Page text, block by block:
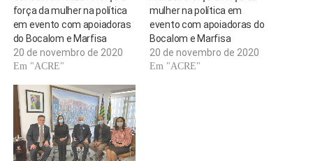
força da mulher na política
em evento com apoiadoras
do Bocalom e Marfisa
20 de novembro de 2020
Em "ACRE"
mulher na política em
evento com apoiadoras do
Bocalom e Marfisa
20 de novembro de 2020
Em "ACRE"